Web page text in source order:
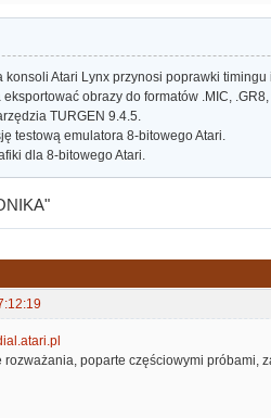
Atari Lynx przynosi poprawki timingu
eksportować obrazy do formatów .MIC,
TURGEN 9.4.5.
testową emulatora 8-bitowego Atari.
dla 8-bitowego Atari.
rozważania, poparte częściowymi próbami,